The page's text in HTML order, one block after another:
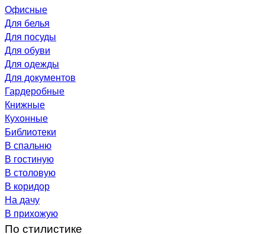
Офисные
Для белья
Для посуды
Для обуви
Для одежды
Для документов
Гардеробные
Книжные
Кухонные
Библиотеки
В спальню
В гостиную
В столовую
В коридор
На дачу
В прихожую
По стилистике